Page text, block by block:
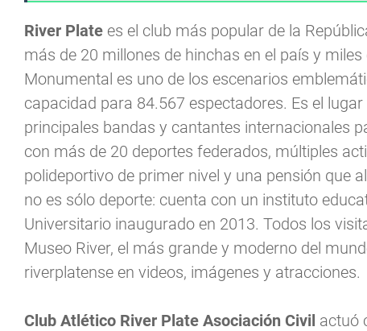
River Plate es el club más popular de la
más de 20 millones de hinchas en el país y
Monumental es uno de los escenarios
capacidad para 84.567 espectadores. Es el
principales bandas y cantantes internacionales
con más de 20 deportes federados, múltiples
polideportivo de primer nivel y una pensión que
no es sólo deporte: cuenta con un instituto
Universitario inaugurado en 2013. Todos los
Museo River, el más grande y moderno del
riverplatense en videos, imágenes y atracciones.
Club Atlético River Plate Asociación Civil actuó